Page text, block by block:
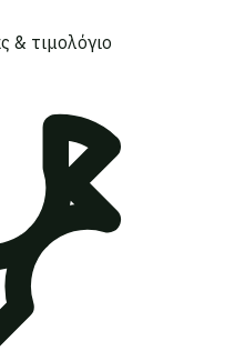
& τιμολόγιο